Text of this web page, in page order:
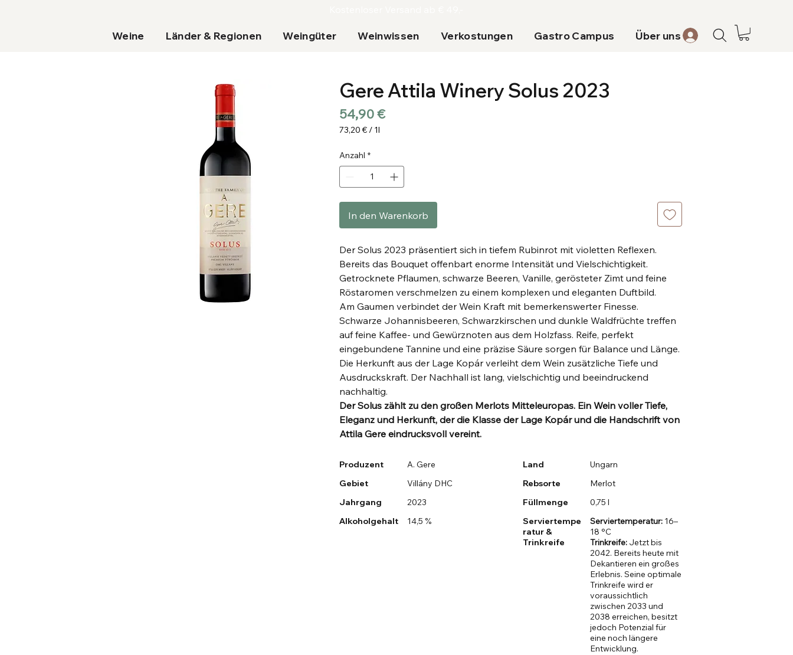
Weine Länder & Regionen Weingüter Weinwissen Verkostungen Gastro Campus Über uns
Gere Attila Winery Solus 2023
54,90 €Preis
73,20 € / 1l
pro
1
Anzahl *
In den Warenkorb
Der Solus 2023 präsentiert sich in tiefem Rubinrot mit violetten Reflexen.
Bereits das Bouquet offenbart enorme Intensität und Vielschichtigkeit.
Getrocknete Pflaumen, schwarze Beeren, Vanille, gerösteter Zimt und feine
Röstaromen verschmelzen zu einem komplexen und eleganten Duftbild.
Am Gaumen verbindet der Wein Kraft mit bemerkenswerter Finesse.
Schwarze Johannisbeeren, Schwarzkirschen und dunkle Waldfrüchte treffen
auf feine Kaffee- und Gewürznoten aus dem Holzfass. Reife, perfekt
eingebundene Tannine und eine präzise Säure sorgen für Balance und Länge.
Die Herkunft aus der Lage Kopár verleiht dem Wein zusätzliche Tiefe und
Ausdruckskraft. Der Nachhall ist lang, vielschichtig und beeindruckend
nachhaltig.
Der Solus zählt zu den großen Merlots Mitteleuropas. Ein Wein voller Tiefe,
Eleganz und Herkunft, der die Klasse der Lage Kopár und die Handschrift von
Attila Gere eindrucksvoll vereint.
Produzent A. Gere Land
Ungarn
Gebiet
Villány DHC Rebsorte
Merlot
Jahrgang
2023 Füllmenge
0,75 l
Alkoholgehalt
14,5 %
Serviertempe
ratur &
Trinkreife
Serviertemperatur: 16–
18 °C
Trinkreife: Jetzt bis
2042. Bereits heute mit
Dekantieren ein großes
Erlebnis. Seine optimale
Trinkreife wird er
voraussichtlich
zwischen 2033 und
2038 erreichen, besitzt
jedoch Potenzial für
eine noch längere
Entwicklung.